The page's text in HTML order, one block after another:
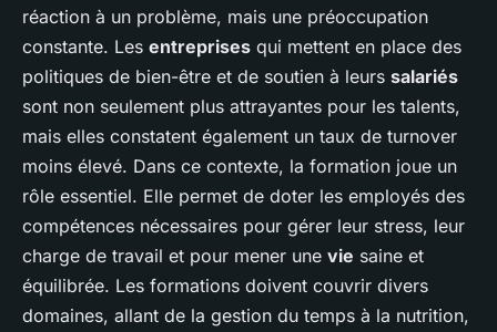
réaction à un problème, mais une préoccupation
constante. Les entreprises qui mettent en place des
politiques de bien-être et de soutien à leurs salariés
sont non seulement plus attrayantes pour les talents,
mais elles constatent également un taux de turnover
moins élevé. Dans ce contexte, la formation joue un
rôle essentiel. Elle permet de doter les employés des
compétences nécessaires pour gérer leur stress, leur
charge de travail et pour mener une vie saine et
équilibrée. Les formations doivent couvrir divers
domaines, allant de la gestion du temps à la nutrition,